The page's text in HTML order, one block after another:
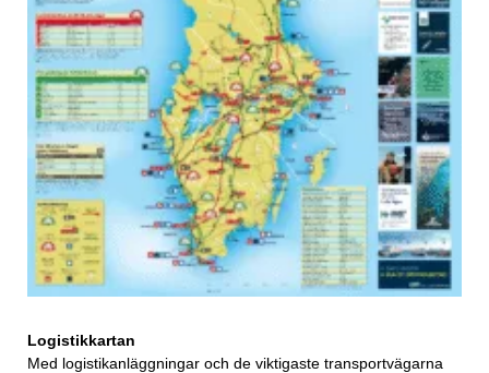
Logistikkartan
Med logistikanläggningar och de viktigaste transportvägarna